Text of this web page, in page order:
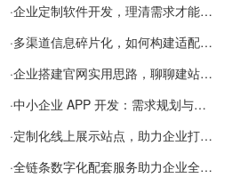
·企业定制软件开发，理清需求才能提升数字化落地效率
·多渠道信息碎片化，如何构建适配 AI 检索的品牌信息源
·企业搭建官网实用思路，聊聊建站容易忽视的问题
·中小企业 APP 开发：需求规划与项目落地避坑经验分享
·定制化线上展示站点，助力企业打通线上经营渠道
·全链条数字化配套服务助力企业全域线上经营